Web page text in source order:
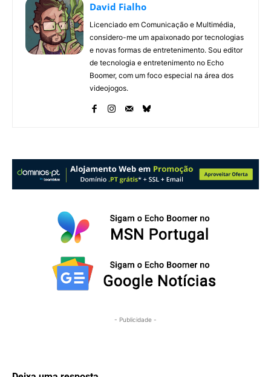
David Fialho
Licenciado em Comunicação e Multimédia,
considero-me um apaixonado por tecnologias
e novas formas de entretenimento. Sou editor
de tecnologia e entretenimento no Echo
Boomer, com um foco especial na área dos
videojogos.
- Publicidade -